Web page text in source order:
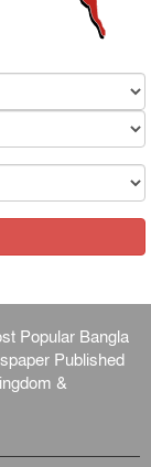
বোমা দিয়ে করা
৫ আগস্ট, ২০২৬
মুখে কীটনাশকের
৫ আগস্ট, ২০২৬
Popular Bangla
Published
&